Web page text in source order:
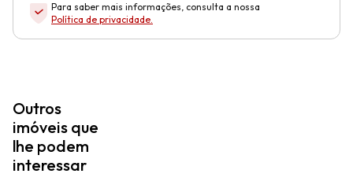
Para saber mais informações, consulta a nossa
Política de privacidade.
Outros
imóveis que
lhe podem
interessar